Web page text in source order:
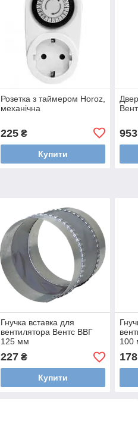
Розетка з таймером Horoz,
механічна
225₴
Купити
953
Гнучка вставка для
вентилятора Вентс ВВГ
125 мм
227₴
Купити
100
178